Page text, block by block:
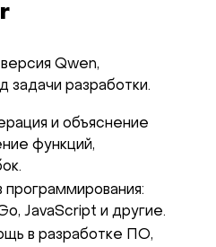
Qwen,
задачи разработки.
и объяснение
функций,
программирования:
JavaScript и другие.
в разработке ПО,